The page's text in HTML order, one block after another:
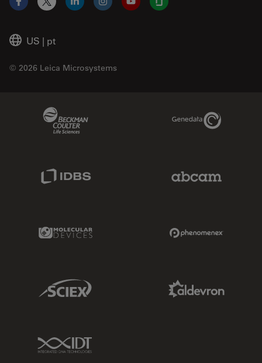
US | pt
© 2026 Leica Microsystems
Facebook
X LinkedInInstagramYouTubeGlassdoor
Genedata Link
Molecular Devices Link
Sciex Link
IDT Link